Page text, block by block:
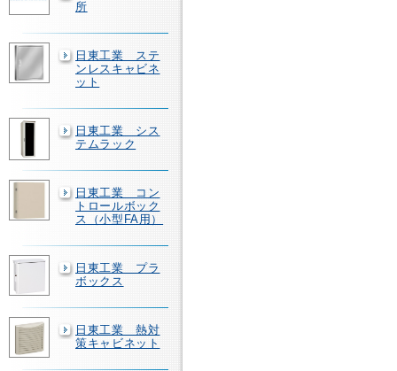
所
日東工業 ステ
ンレスキャビネ
ット
日東工業 シス
テムラック
日東工業 コン
トロールボック
ス（小型FA用）
日東工業 プラ
ボックス
日東工業 熱対
策キャビネット